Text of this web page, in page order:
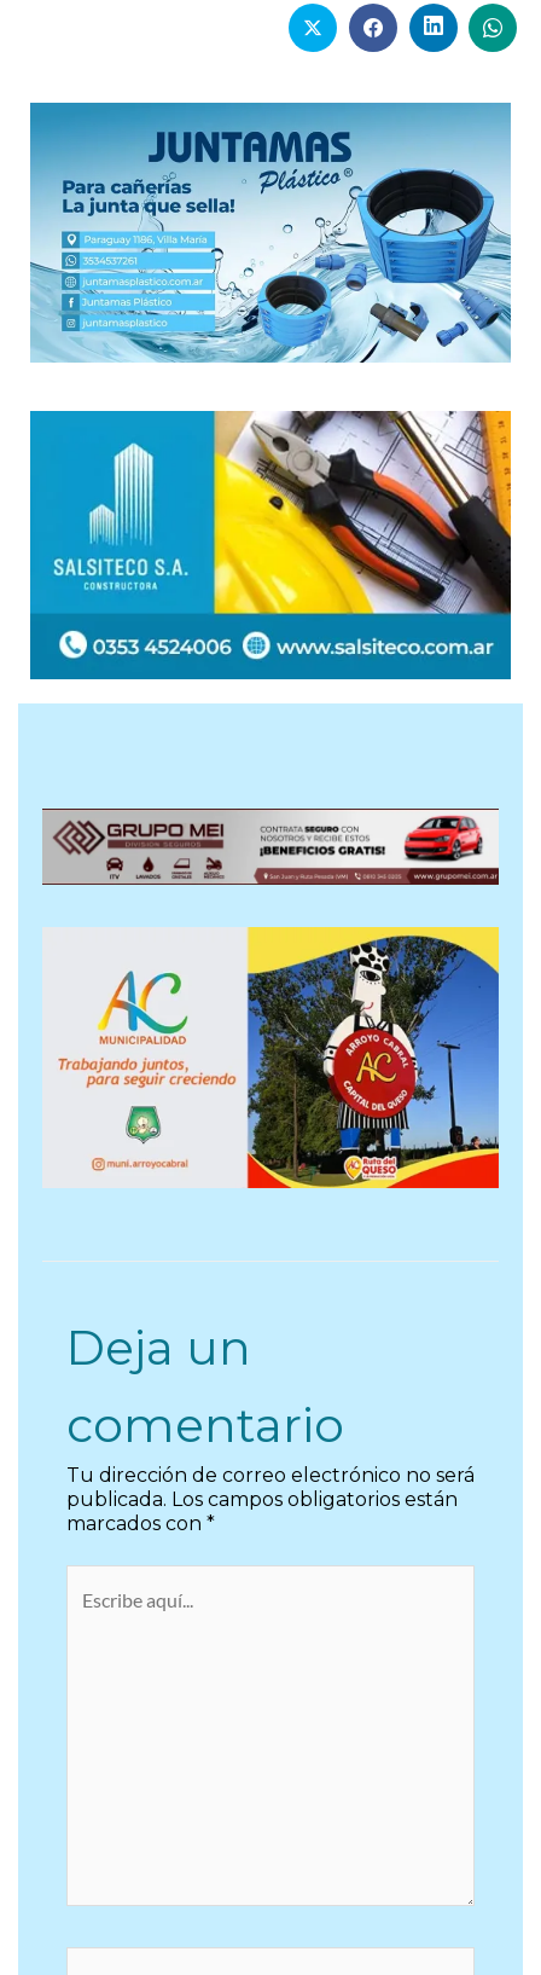
comentario
Tu dirección de correo electrónico no será
publicada.
Los campos obligatorios están
marcados con*
Escribe
aquí...
Nombre*